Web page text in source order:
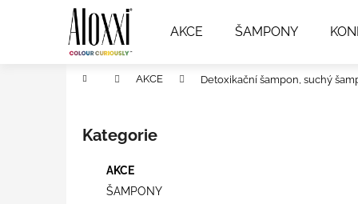
AKCE ŠAMPONY
Domů AKCE Detoxikační šampon, suchý
Přeskočit
kategorie
Kategorie
AKCE
ŠAMPONY
Zpět
Zpět